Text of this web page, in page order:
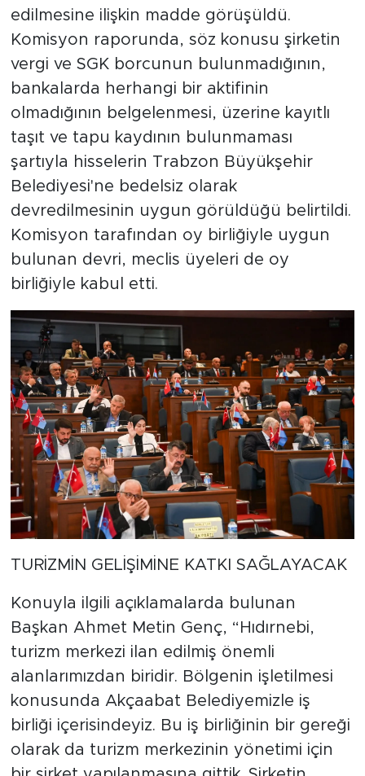
edilmesine ilişkin madde görüşüldü.
Komisyon raporunda, söz konusu şirketin
vergi ve SGK borcunun bulunmadığının,
bankalarda herhangi bir aktifinin
olmadığının belgelenmesi, üzerine kayıtlı
taşıt ve tapu kaydının bulunmaması
şartıyla hisselerin Trabzon Büyükşehir
Belediyesi'ne bedelsiz olarak
devredilmesinin uygun görüldüğü belirtildi.
Komisyon tarafından oy birliğiyle uygun
bulunan devri, meclis üyeleri de oy
birliğiyle kabul etti.
TURİZMİN GELİŞİMİNE KATKI SAĞLAYACAK
Konuyla ilgili açıklamalarda bulunan
Başkan Ahmet Metin Genç, “Hıdırnebi,
turizm merkezi ilan edilmiş önemli
alanlarımızdan biridir. Bölgenin işletilmesi
konusunda Akçaabat Belediyemizle iş
birliği içerisindeyiz. Bu iş birliğinin bir gereği
olarak da turizm merkezinin yönetimi için